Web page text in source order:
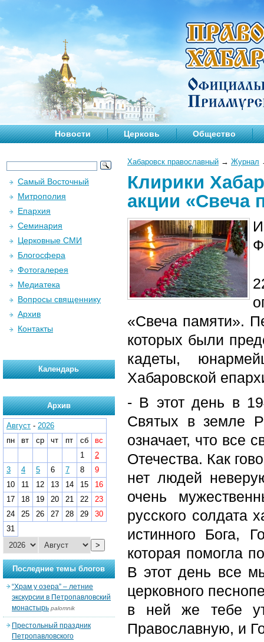
Новости Церковь Общество
Хабаровск православный → Журнал
Клирики
акции «Свеча
«Свеча памяти».
которых были
кадеты,
Хабаровской
- В этот день в
Святых в земле
означает, что все
Отечества. Как
нет людей
очень
русского солдата
истинного Бога,
которая помогла
В этот день все
церковного
в ней же тебе
Православную, и
Самый Восточный
Митрополия
Епархия
Семинария
Церковные СМИ
Блогосфера
Фотогалерея
Медиатека
Вопросы священнику
Архив
Контакты
Календарь
Архив
Август - 2026
пн
вт ср чт пт сб
вс
1
2
3
4 5 6 7 8
9
10
11 12 13 14 15
16
17
18 19 20 21 22
23
24
25 26 27 28 29
30
31
>
Последние темы блогов
“Храм у озера” – летние
экскурсии в Петропавловский
монастырь palomnik
Престольный праздник
Петропавловского